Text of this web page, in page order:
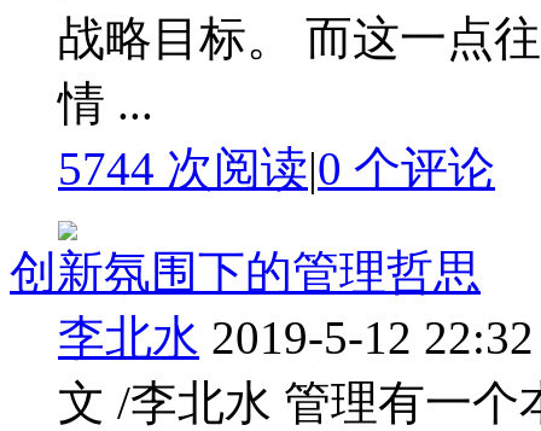
战略目标。 而这一点
情 ...
5744 次阅读|0 个评论
创新氛围下的管理哲思
李北水 2019-5-12 22:32
文 /李北水 管理有一个